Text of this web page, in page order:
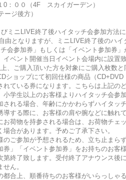
0：００（4F スカイガーデン）
ージ後方）
ミニLIVE終了後ハイタッチ会参加方法
由となりますが、ミニLIVE終了後のハイ
会参加券」もしくは「イベント参加券」
イベント開催当日イベント会場内に設置
、ご購入頂いた方を対象にご購入枚数と
ショップにて初回仕様の商品（CD+DVD
ている券になります。こちらは上記の
小学生以上のお客様よりハイタッチ会参
される場合、年齢にかかわらずハイタッ
導する際に、お客様の肩や腕などに触れ
荷物を持参される場合は、お荷物チェッ
合があります。予めご了承下さい。
のご参加が予想されるため、立ち止まら
券」「イベント参加券」をお持ちのお客
第終了致します。受付終了アナウンス後
ん。
都合上、順番待ちのお客様がいらっしゃ